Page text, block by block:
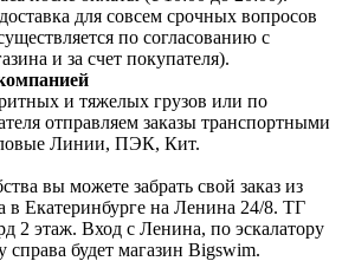
для совсем срочных вопросов
по согласованию с
и за счет покупателя).
и тяжелых грузов или по
отправляем заказы транспортными
Линии, ПЭК, Кит.
вы можете забрать свой заказ из
в Екатеринбурге на Ленина 24/8. ТГ
2 этаж. Вход с Ленина, по эскалатору
справа будет магазин Bigswim.